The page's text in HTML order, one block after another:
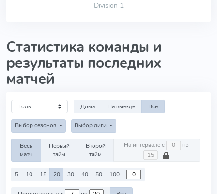
Division 1
Статистика команды и
результаты последних
матчей
Дома На выезде Все
Выбор сезонов Выбор лиги
Весь
матч
Первый
тайм
Второй
тайм
На интервале с по
5 10 15 20 30 40 50 100